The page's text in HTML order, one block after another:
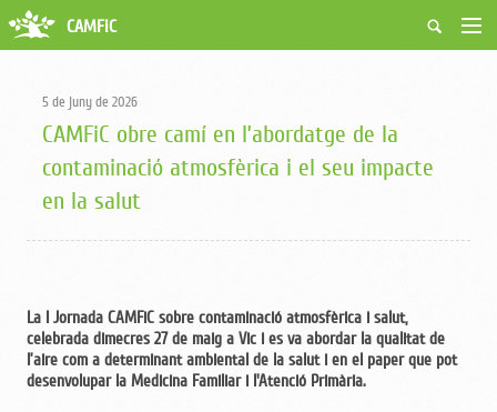
Qui som
Activitats
Borsa de treball
Ciutadans
CAMFiC
5 de juny de 2026
CAMFiC obre camí en l’abordatge de la
contaminació atmosfèrica i el seu impacte
en la salut
La I Jornada CAMFiC sobre contaminació atmosfèrica i salut,
celebrada dimecres 27 de maig a Vic i es va abordar la qualitat de
l’aire com a determinant ambiental de la salut i en el paper que pot
desenvolupar la Medicina Familiar i l'Atenció Primària.